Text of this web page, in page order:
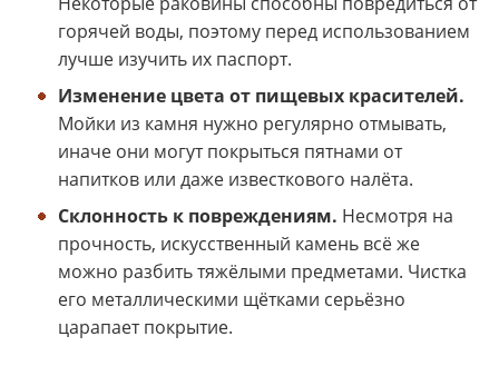
горячей воды, поэтому перед использованием
лучше изучить их паспорт.
Изменение цвета от пищевых красителей.
Мойки из камня нужно регулярно отмывать,
иначе они могут покрыться пятнами от
напитков или даже известкового налёта.
Склонность к повреждениям. Несмотря на
прочность, искусственный камень всё же
можно разбить тяжёлыми предметами. Чистка
его металлическими щётками серьёзно
царапает покрытие.